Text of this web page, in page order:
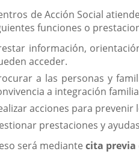
de Acción Social
funciones o
información,
acceder.
a las personas y
a integración
acciones para
prestaciones y
será mediantecita previa